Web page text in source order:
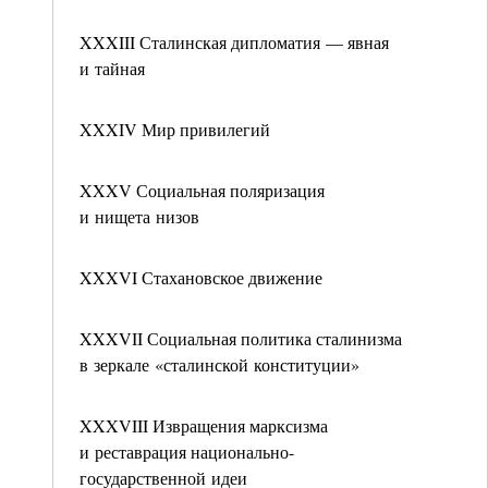
XXXIII Сталинская дипломатия — явная
и тайная
XXXIV Мир привилегий
XXXV Социальная поляризация
и нищета низов
XXXVI Стахановское движение
XXXVII Социальная политика сталинизма
в зеркале «сталинской конституции»
XXXVIII Извращения марксизма
и реставрация национально-
государственной идеи